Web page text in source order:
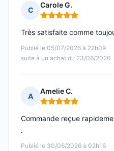
C
Carole G.
Note : 5 sur 5
Publié le 05/07/2026 à 22h09
suite à un achat du 23/06/2026
Très satisfaite comme
A
Amelie C.
Note : 5 sur 5
Publié le 30/06/2026 à 02h16
Commande reçue
.